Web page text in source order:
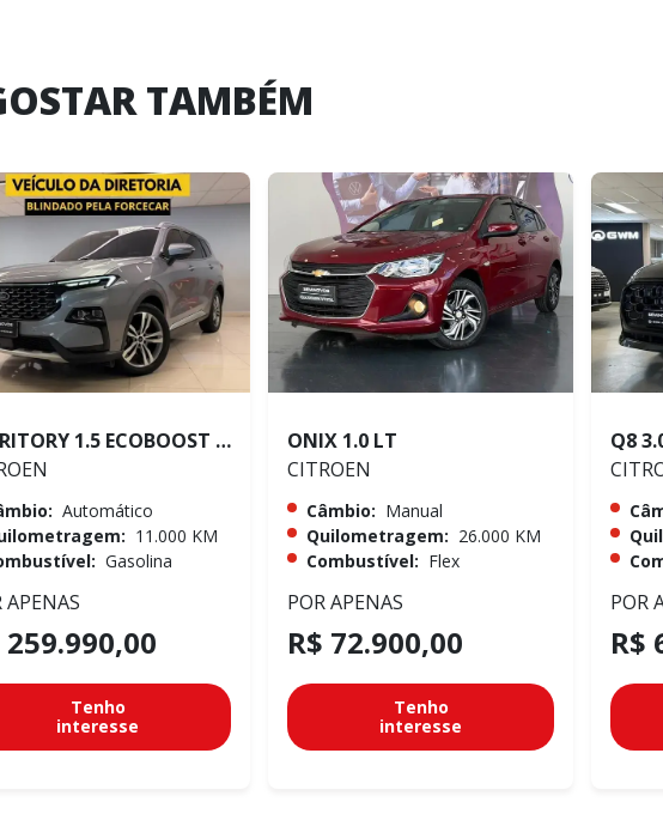
TAMBÉM
TERRITORY 1.5 ECOBOOST GTDI TITANIUM
Automático
11.000 KM
Gasolina
APENAS
259.990,00
Tenho
interesse
ONIX 1.0 LT
CITROEN
Câmbio: Manual
Quilometragem: 26.000 KM
Combustível: Flex
POR APENAS
R$ 72.900,00
Tenho
interesse
POR
R$